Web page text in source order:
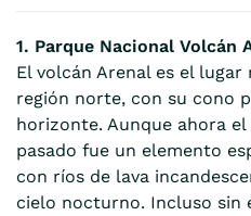
1. Parque Nacional Volcán
El volcán Arenal es el
región norte, con su cono
horizonte. Aunque ahora
pasado fue un elemento
con ríos de lava
cielo nocturno. Incluso sin